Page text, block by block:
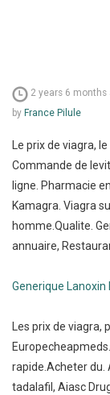
2 years 6 months
by France Pilule
Le prix de viagra,
Commande de
ligne. Pharmacie
Kamagra. Viagra
homme.Qualite.
annuaire,
Generique Lanoxin
Les prix de
rapide.Acheter du.
tadalafil, Aiasc